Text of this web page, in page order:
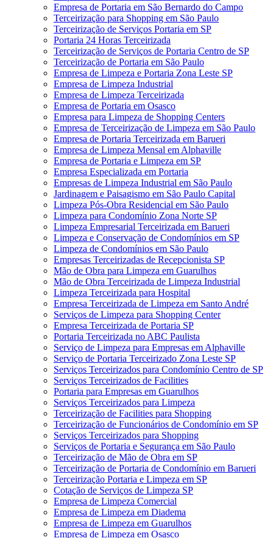
Empresa de Portaria em São Bernardo do Campo
Terceirização para Shopping em São Paulo
Terceirização de Serviços Portaria em SP
Portaria 24 Horas Terceirizada
Terceirização de Serviços de Portaria Centro de SP
Terceirização de Portaria em São Paulo
Empresa de Limpeza e Portaria Zona Leste SP
Empresa de Limpeza Industrial
Empresa de Limpeza Terceirizada
Empresa de Portaria em Osasco
Empresa para Limpeza de Shopping Centers
Empresa de Terceirização de Limpeza em São Paulo
Empresa de Portaria Terceirizada em Barueri
Empresa de Limpeza Mensal em Alphaville
Empresa de Portaria e Limpeza em SP
Empresa Especializada em Portaria
Empresas de Limpeza Industrial em São Paulo
Jardinagem e Paisagismo em São Paulo Capital
Limpeza Pós-Obra Residencial em São Paulo
Limpeza para Condomínio Zona Norte SP
Limpeza Empresarial Terceirizada em Barueri
Limpeza e Conservação de Condomínios em SP
Limpeza de Condomínios em São Paulo
Empresas Terceirizadas de Recepcionista SP
Mão de Obra para Limpeza em Guarulhos
Mão de Obra Terceirizada de Limpeza Industrial
Limpeza Terceirizada para Hospital
Empresa Terceirizada de Limpeza em Santo André
Serviços de Limpeza para Shopping Center
Empresa Terceirizada de Portaria SP
Portaria Terceirizada no ABC Paulista
Serviço de Limpeza para Empresas em Alphaville
Serviço de Portaria Terceirizado Zona Leste SP
Serviços Terceirizados para Condomínio Centro de SP
Serviços Terceirizados de Facilities
Portaria para Empresas em Guarulhos
Serviços Terceirizados para Limpeza
Terceirização de Facilities para Shopping
Terceirização de Funcionários de Condomínio em SP
Serviços Terceirizados para Shopping
Serviços de Portaria e Segurança em São Paulo
Terceirização de Mão de Obra em SP
Terceirização de Portaria de Condomínio em Barueri
Terceirização Portaria e Limpeza em SP
Cotação de Serviços de Limpeza SP
Empresa de Limpeza Comercial
Empresa de Limpeza em Diadema
Empresa de Limpeza em Guarulhos
Empresa de Limpeza em Osasco